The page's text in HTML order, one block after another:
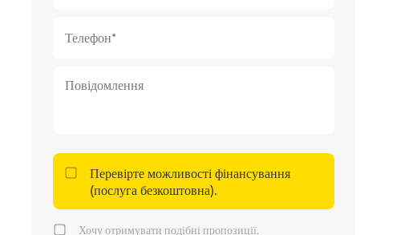
Перевірте можливості фінансування
(послуга безкоштовна).
Хочу отримувати подібні пропозиції.